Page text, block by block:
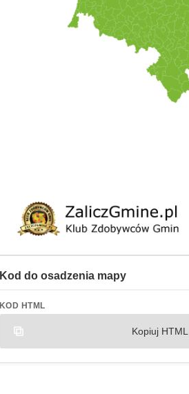
Kod do osadzenia mapy
KOD HTML
Kopiuj HTML